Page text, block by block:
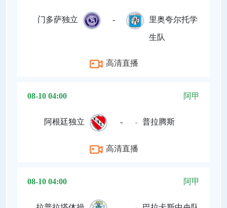
门多萨独立 - 里奥夸尔托学
生队
高清直播
08-10 04:00 阿甲
阿根廷独立 - 普拉腾斯
高清直播
08-10 04:00 阿甲